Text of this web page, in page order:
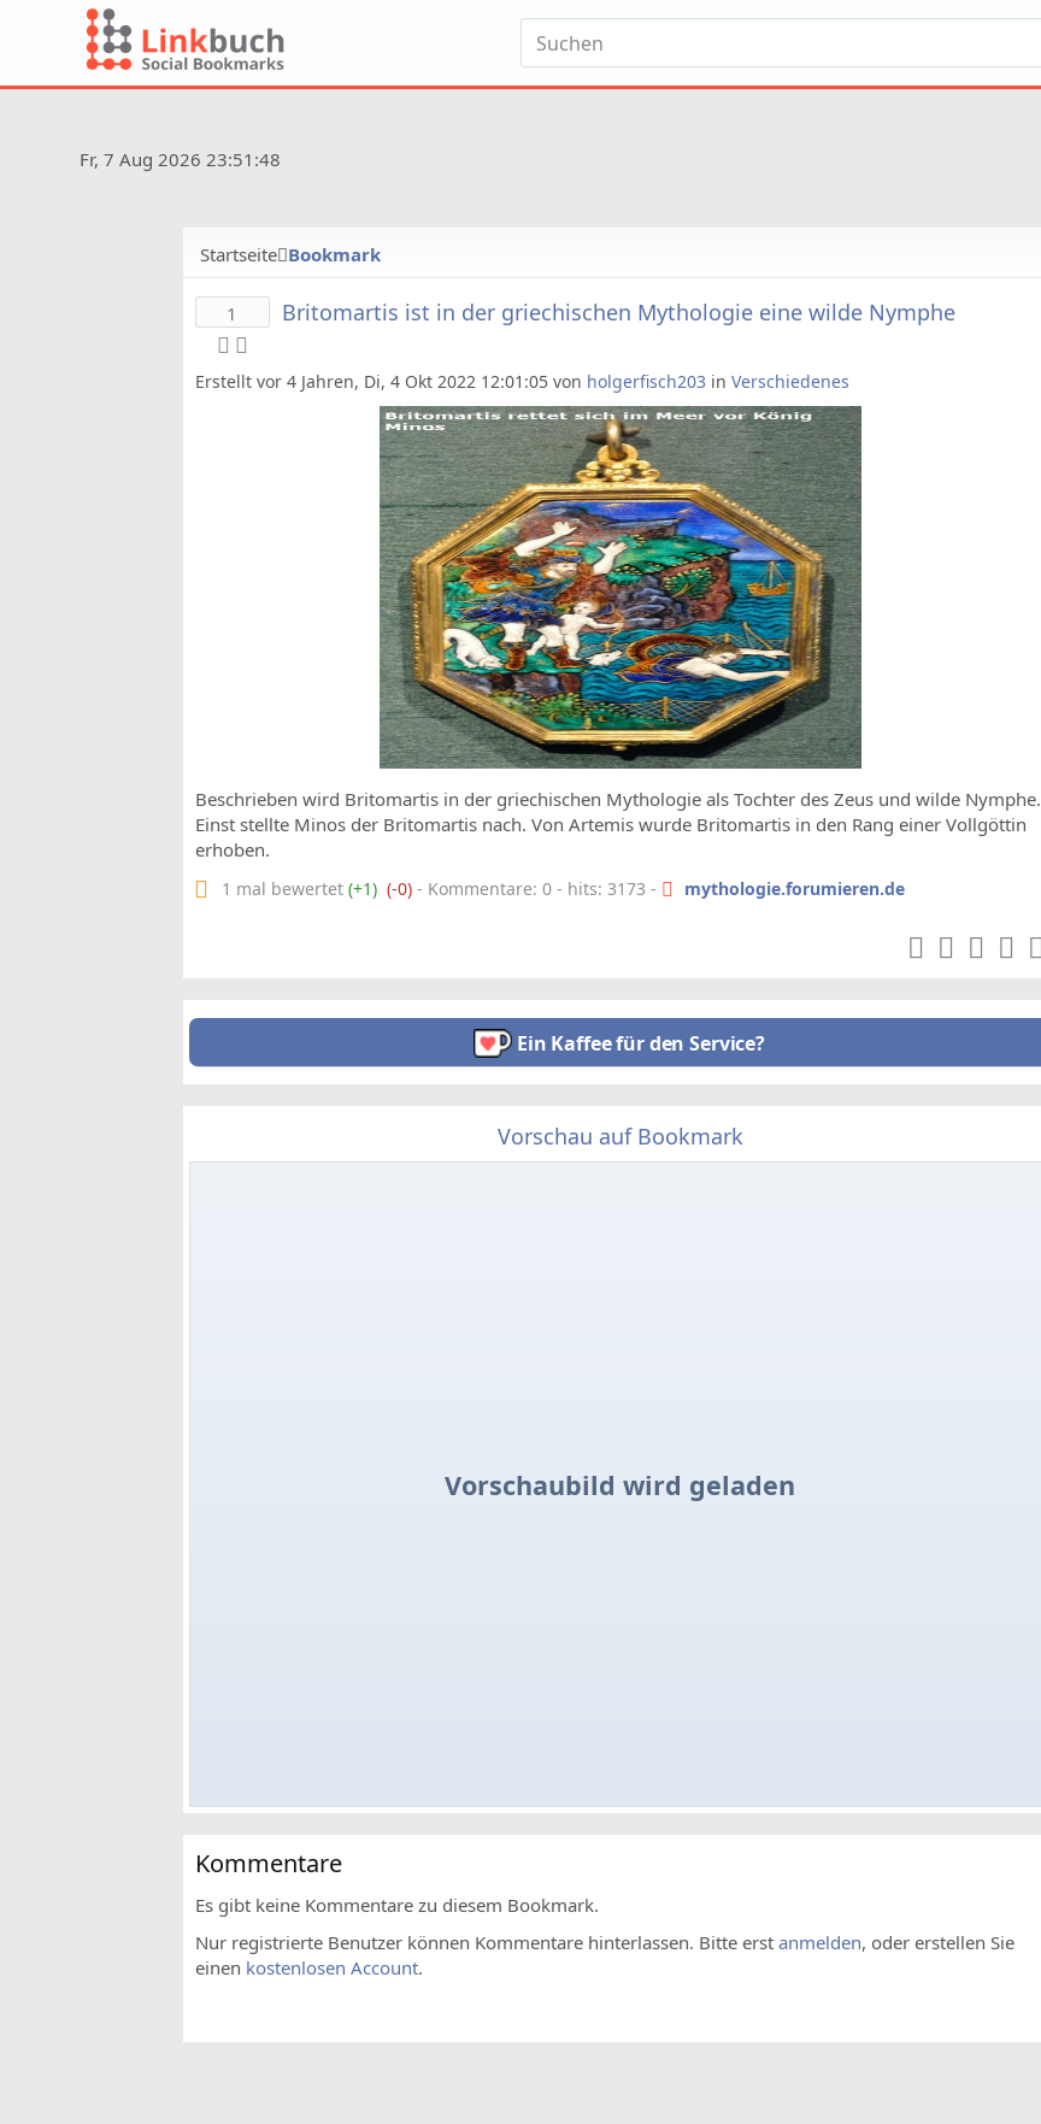
Fr, 7 Aug 2026 23:51:48
Startseite Bookmark
1 Britomartis ist in der griechischen Mythologie eine wilde Nymphe
Erstellt vor 4 Jahren, Di, 4 Okt 2022 12:01:05 von holgerfisch203 in Verschiedenes
Beschrieben wird Britomartis in der griechischen Mythologie als Tochter des Zeus und wilde Nymphe.
Einst stellte Minos der Britomartis nach. Von Artemis wurde Britomartis in den Rang einer Vollgöttin
erhoben.
1 mal bewertet (+1) (-0) - Kommentare: 0 - hits: 3173 - mythologie.forumieren.de
Ein Kaffee für den Service?
Vorschau auf Bookmark
Vorschaubild wird geladen
Kommentare
Es gibt keine Kommentare zu diesem Bookmark.
Nur registrierte Benutzer können Kommentare hinterlassen. Bitte erst anmelden, oder erstellen Sie
einen kostenlosen Account.